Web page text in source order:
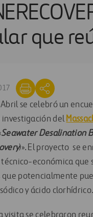
que
Abril se celebró un
investigación del
Seawater Desalination
)». El proyecto se
económica que
que potencialmente
y ácido clorhídrico.